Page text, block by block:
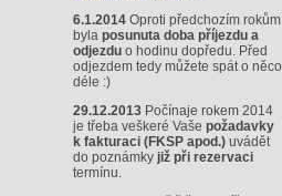
6.1.2014 Oproti předchozím rokům
byla posunuta doba příjezdu a
odjezdu o hodinu dopředu. Před
odjezdem tedy můžete spát o něco
déle :)
29.12.2013 Počínaje rokem 2014
je třeba veškeré Vaše požadavky
k fakturaci (FKSP apod.) uvádět
do poznámky již při rezervaci
termínu.